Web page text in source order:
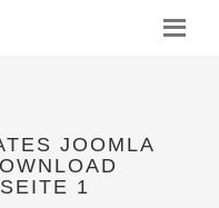
MENU
JOOMLA
1